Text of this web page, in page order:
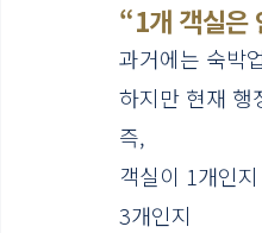
“1개 객실은
과거에는 숙박
하지만 현재 행
즉,
객실이 1개인지
3개인지